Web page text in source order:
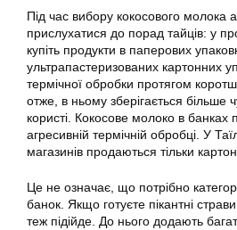
Під час вибору кокосового молока
прислухатися до порад тайців: у
купіть продукти в паперових
ультрапастеризованих картонних
термічної обробки протягом
отже, в ньому зберігається більше
користі. Кокосове молоко в банках
агресивній термічній обробці. У
магазинів продаються тільки
Це не означає, що потрібно
банок. Якщо готуєте пікантні
теж підійде. До нього додають